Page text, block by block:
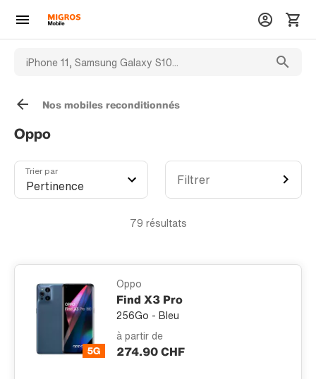
Nos mobiles reconditionnés
Oppo
79 résultats
Trier par
Filtrer
Oppo
Find X3 Pro
256Go - Bleu
à partir de
274.90 CHF